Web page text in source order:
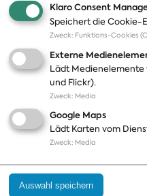
Publikationen
Termine
Jobs und Ausbildung
Häufige Fragen
Podcast
Abonnements
Aktualisierungen
Kontakt
Impressum
Datenschutz
Klaro Consent
Speichert die Cookie-
Zweck: Funktions-Cookies
Externe
Lädt Medienelemente
und Flickr).
Zweck: Media
Google Maps
Lädt Karten vom
Zweck: Media
Auswahl speichern